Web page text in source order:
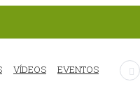
VÍDEOS EVENTOS